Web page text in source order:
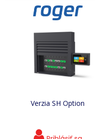
Verzia SH Option